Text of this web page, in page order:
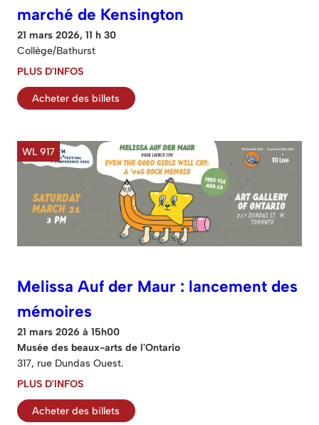
marché de Kensington
21 mars 2026, 11 h 30
Collège/Bathurst
PLUS D'INFOS
Acheter des billets
WL 917
Melissa Auf der Maur : lancement des
mémoires
21 mars 2026 à 15h00
Musée des beaux-arts de l'Ontario
317, rue Dundas Ouest.
PLUS D'INFOS
Acheter des billets